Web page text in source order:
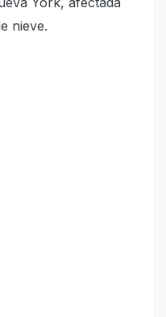
nieve.